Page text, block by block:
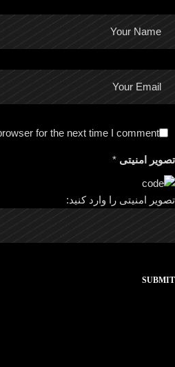
for the next time I comment.
تصویر امنیتی *
تصویر امنیتی را وارد کنید:
SUBMIT